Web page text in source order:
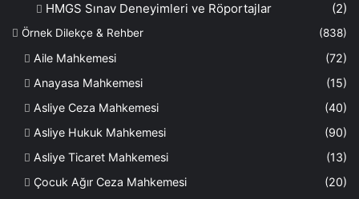
HMGS Sınav Deneyimleri ve Röportajlar
(2)
Örnek Dilekçe & Rehber (838)
Aile Mahkemesi
(72)
Anayasa Mahkemesi
(15)
Asliye Ceza Mahkemesi
(40)
Asliye Hukuk Mahkemesi
(90)
Asliye Ticaret Mahkemesi
(13)
Çocuk Ağır Ceza Mahkemesi
(20)